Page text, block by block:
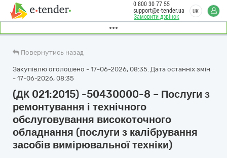
Замовити дзвінок
0 800 30 77 55
support@e-tender.ua
UK
Повернутись назад
Закупівлю оголошено - 17-06-2026, 08:35. Дата останніх змін
- 17-06-2026, 08:35
(ДК 021:2015) -50430000-8 – Послуги з
ремонтування і технічного
обслуговування високоточного
обладнання (послуги з калібрування
засобів вимірювальної техніки)